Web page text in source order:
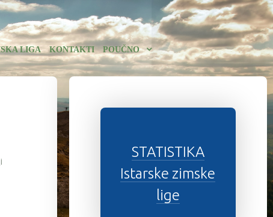
LIGA KONTAKTI POUČNO
STATISTIKA
Istarske zimske
lige